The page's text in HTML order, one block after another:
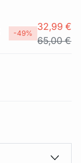
-49%
32,99 €
65,00 €